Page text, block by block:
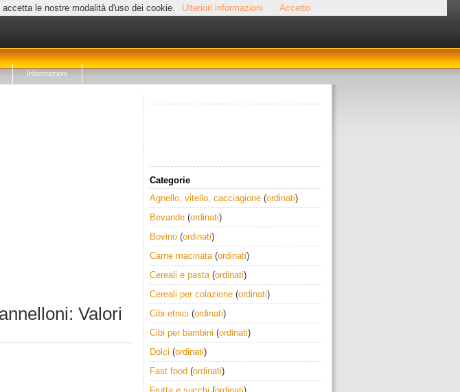
le nostre modalità d'uso dei cookie. Ulteriori informazioni Accetto
Informazioni
Valori
Categorie
Agnello, vitello, cacciagione (ordinati)
Bevande (ordinati)
Bovino (ordinati)
Carne macinata(ordinati)
Cereali e pasta(ordinati)
Cereali per colazione (ordinati)
Cibi etnici (ordinati)
Cibi per bambini (ordinati)
Dolci (ordinati)
Fast food (ordinati)